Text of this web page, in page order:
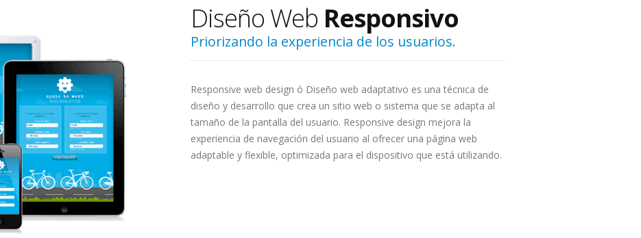
Diseño Web Responsivo
Priorizando la experiencia de los usuarios.
Responsive web design ó Diseño web adaptativo es una técnica de
diseño y desarrollo que crea un sitio web o sistema que se adapta al
tamaño de la pantalla del usuario. Responsive design mejora la
experiencia de navegación del usuario al ofrecer una página web
adaptable y flexible, optimizada para el dispositivo que está utilizando.